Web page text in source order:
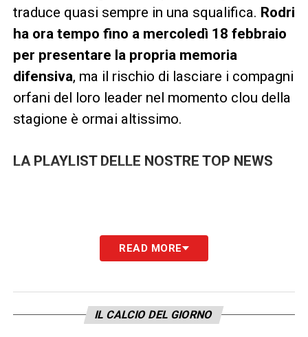
traduce quasi sempre in una squalifica. Rodri
ha ora tempo fino a mercoledì 18 febbraio
per presentare la propria memoria
difensiva, ma il rischio di lasciare i compagni
orfani del loro leader nel momento clou della
stagione è ormai altissimo.
LA PLAYLIST DELLE NOSTRE TOP NEWS
READ MORE
IL CALCIO DEL GIORNO